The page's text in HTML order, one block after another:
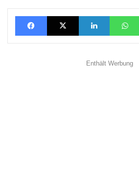
FacebookX LinkedIn
Enthält Werbung